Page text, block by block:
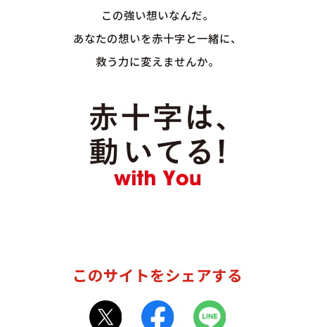
この強い想いなんだ。
あなたの想いを赤十字と一緒に、
救う力に変えませんか。
このサイトをシェアする